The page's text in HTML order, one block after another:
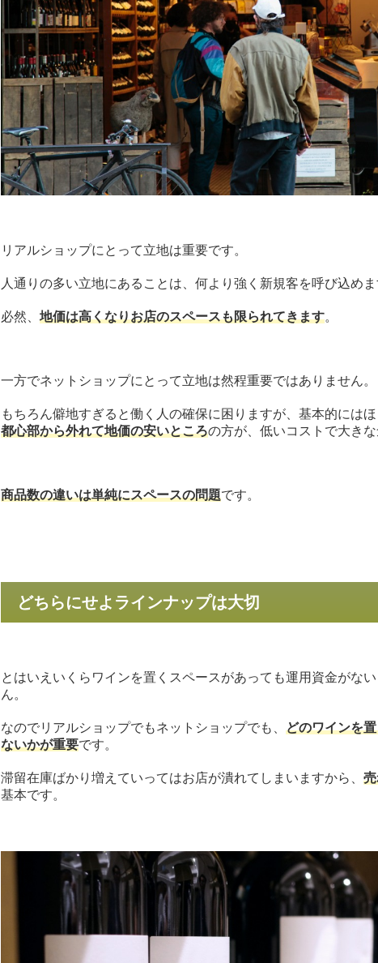
リアルショップにとって立地は重要です。
人通りの多い立地にあることは、何より強く新規客を呼び込めま
必然、 地価は高くなりお店のスペースも限られてきます。
一方でネットショップにとって立地は然程重要ではありません。
もちろん僻地すぎると働く人の確保に困りますが、基本的にはほ
都心部から外れて地価の安いところの方が、低いコストで大きな
商品数の違いは単純にスペースの問題です。
どちらにせよラインナップは大切
とはいえいくらワインを置くスペースがあっても運用資金がな
ん。
なのでリアルショップでもネットショップでも、 どのワインを
ないかが重要です。
滞留在庫ばかり増えていってはお店が潰れてしまいますから、
基本です。